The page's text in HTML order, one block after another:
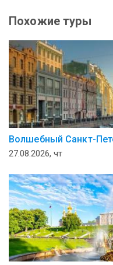
Похожие туры
Волшебный Санкт-
27.08.2026, чт